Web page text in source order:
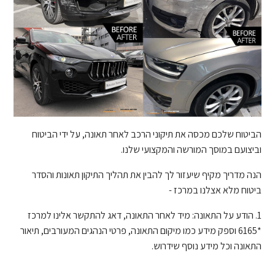
הביטוח שלכם מכסה את תיקוני הרכב לאחר תאונה, על ידי הביטוח
וביצועם במוסך המורשה והמקצועי שלנו.
הנה מדריך מקיף שיעזור לך להבין את תהליך התיקון תאונות והסדר
ביטוח מלא אצלנו במרכז -
1. הודע על התאונה: מיד לאחר התאונה, דאג להתקשר אלינו למרכז
*6165 וספק מידע כמו מיקום התאונה, פרטי הנהגים המעורבים, תיאור
התאונה וכל מידע נוסף שידרוש.